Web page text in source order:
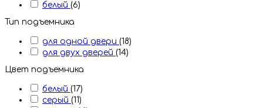
белый (6)
Тип подъемника
для одной двери (18)
для двух дверей (14)
Цвет подъемника
белый (17)
серый (11)